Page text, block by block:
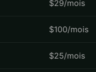
$29/mois
$100/mois
$25/mois